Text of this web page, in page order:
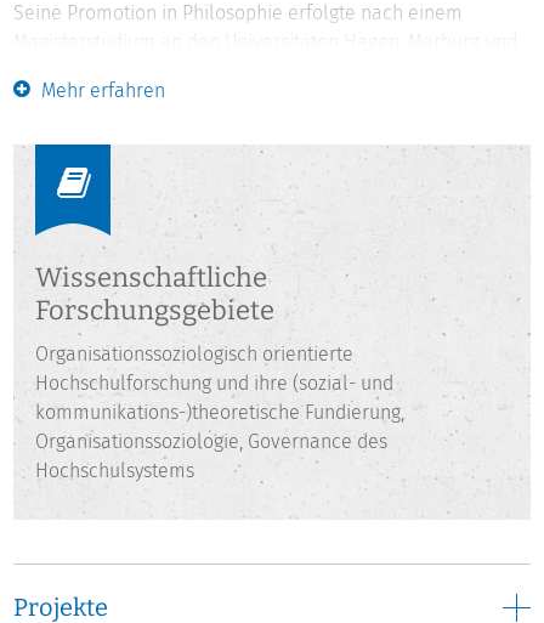
Seine Promotion in Philosophie erfolgte nach einem
Magisterstudium an den Universitäten Hagen, Marburg und
Mitarbeiter an der Universität Hamburg im Jahr 2000 an der
der Abteilung Hochschulentwicklung der Hochschul-
Informations-System GmbH tätig, von der er 2014 ins DZHW
wechselte. Er lehrt an der Universität Kassel und als
Lehrbeauftragter an der Hochschule Osnabrück.
Mehr erfahren
Wissenschaftliche
Forschungsgebiete
Organisationssoziologisch orientierte
Hochschulforschung und ihre (sozial- und
kommunikations-)theoretische Fundierung,
Organisationssoziologie, Governance des
Hochschulsystems
Projekte